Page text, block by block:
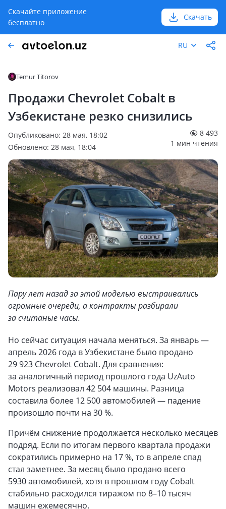
Скачайте приложение
бесплатно
Скачать
RU
Temur Titorov
Продажи Chevrolet Cobalt в
Узбекистане резко снизились
Опубликовано: 28 мая, 18:02
Обновлено: 28 мая, 18:04
8 493
1 мин чтения
Пару лет назад за этой моделью выстраивались
огромные очереди, а контракты разбирали
за считаные часы.
Но сейчас ситуация начала меняться. За январь —
апрель 2026 года в Узбекистане было продано
29 923 Chevrolet Cobalt. Для сравнения:
за аналогичный период прошлого года UzAuto
Motors реализовал 42 504 машины. Разница
составила более 12 500 автомобилей — падение
произошло почти на 30 %.
Причём снижение продолжается несколько месяцев
подряд. Если по итогам первого квартала продажи
сократились примерно на 17 %, то в апреле спад
стал заметнее. За месяц было продано всего
5930 автомобилей, хотя в прошлом году Cobalt
стабильно расходился тиражом по 8–10 тысяч
машин ежемесячно.